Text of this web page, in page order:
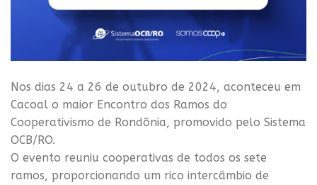
Nos dias 24 a 26 de outubro de 2024, aconteceu em
Cacoal o maior Encontro dos Ramos do
Cooperativismo de Rondônia, promovido pelo Sistema
OCB/RO.
O evento reuniu cooperativas de todos os sete
ramos, proporcionando um rico intercâmbio de